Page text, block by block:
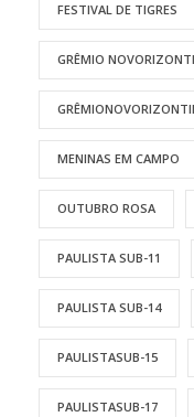
FESTIVAL DE TIGRES
GRÊMIO
MENINAS EM CAMPO
OUTUBRO ROSA
PAULISTA SUB-11
PAULISTA SUB-14
PAULISTASUB-15
PAULISTASUB-17